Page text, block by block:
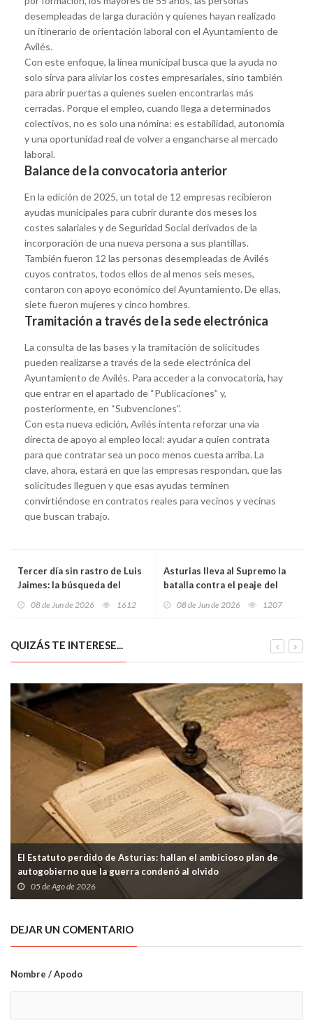
desempleadas de larga duración y quienes hayan realizado
un itinerario de orientación laboral con el Ayuntamiento de
Avilés.
Con este enfoque, la línea municipal busca que la ayuda no
solo sirva para aliviar los costes empresariales, sino también
para abrir puertas a quienes suelen encontrarlas más
cerradas. Porque el empleo, cuando llega a determinados
colectivos, no es solo una nómina: es estabilidad, autonomía
y una oportunidad real de volver a engancharse al mercado
laboral.
Balance de la convocatoria anterior
En la edición de 2025, un total de 12 empresas recibieron
ayudas municipales para cubrir durante dos meses los
costes salariales y de Seguridad Social derivados de la
incorporación de una nueva persona a sus plantillas.
También fueron 12 las personas desempleadas de Avilés
cuyos contratos, todos ellos de al menos seis meses,
contaron con apoyo económico del Ayuntamiento. De ellas,
siete fueron mujeres y cinco hombres.
Tramitación a través de la sede electrónica
La consulta de las bases y la tramitación de solicitudes
pueden realizarse a través de la sede electrónica del
Ayuntamiento de Avilés. Para acceder a la convocatoria, hay
que entrar en el apartado de “Publicaciones” y,
posteriormente, en “Subvenciones”.
Con esta nueva edición, Avilés intenta reforzar una vía
directa de apoyo al empleo local: ayudar a quien contrata
para que contratar sea un poco menos cuesta arriba. La
clave, ahora, estará en que las empresas respondan, que las
solicitudes lleguen y que esas ayudas terminen
convirtiéndose en contratos reales para vecinos y vecinas
que buscan trabajo.
Tercer día sin rastro de Luis
Jaimes: la búsqueda del
08 de Jun de 2026 1612
Asturias lleva al Supremo la
batalla contra el peaje del
08 de Jun de 2026 1207
QUIZÁS TE INTERESE...
El Estatuto perdido de Asturias: hallan el ambicioso plan de
autogobierno que la guerra condenó al olvido
05 de Ago de 2026
DEJAR UN COMENTARIO
Nombre / Apodo